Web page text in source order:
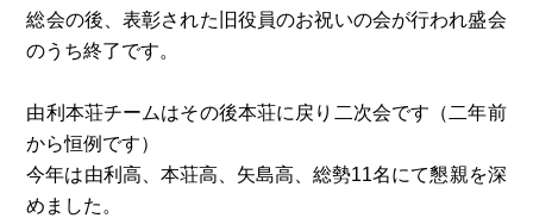
総会の後、表彰された旧役員のお祝いの会が行われ盛会
のうち終了です。
由利本荘チームはその後本荘に戻り二次会です（二年前
から恒例です）
今年は由利高、本荘高、矢島高、総勢11名にて懇親を深
めました。